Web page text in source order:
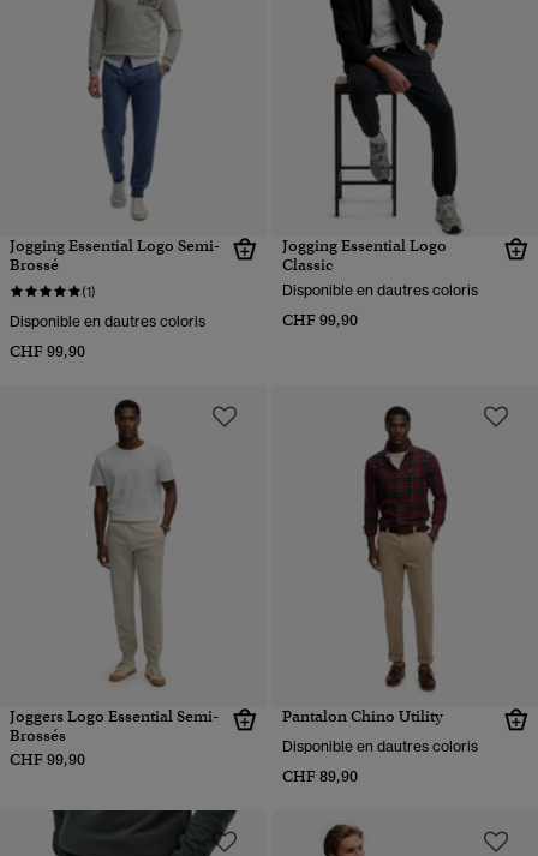
Jogging Essential Logo Semi-
Brossé
(1)
Disponible en dautres coloris
CHF 99,90
Jogging Essential Logo
Classic
Disponible en dautres coloris
CHF 99,90
Joggers Logo Essential Semi-
Brossés
CHF 99,90
Pantalon Chino Utility
Disponible en dautres coloris
CHF 89,90